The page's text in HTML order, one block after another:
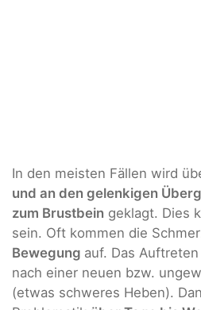
In den meisten Fällen wird
und an den gelenkigen
zum Brustbein geklagt. Dies
sein. Oft kommen die
Bewegung auf. Das
nach einer neuen bzw.
(etwas schweres Heben).